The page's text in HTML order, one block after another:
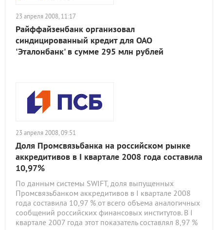
23 апреля 2008, 11:17
Райффайзенбанк организовал
синдицированный кредит для ОАО
'Эталонбанк' в сумме 295 млн рублей
23 апреля 2008, 09:51
Доля Промсвязьбанка на российском рынке
аккредитивов в I квартале 2008 года составила
10,97%
По данным системы SWIFT, доля выпущенных
Промсвязьбанком аккредитивов в I квартале 2008
года составила 10,97 % от всего объема аналогичных
сообщений российских финансовых институтов. В I
квартале 2007 года этот показатель составлял 8,97 %